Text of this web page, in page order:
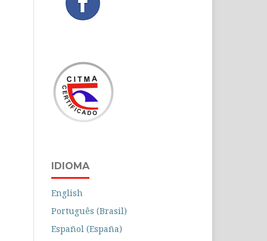
IDIOMA
English
Português (Brasil)
Español (España)